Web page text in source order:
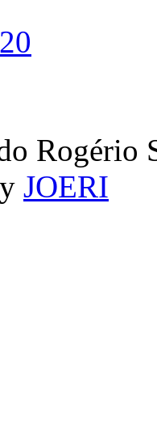
Rogério
JOERI